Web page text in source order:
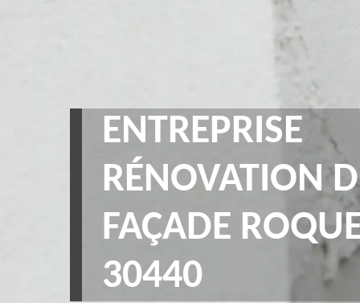
ENTREPRISE
RÉNOVATION
FAÇADE
30440